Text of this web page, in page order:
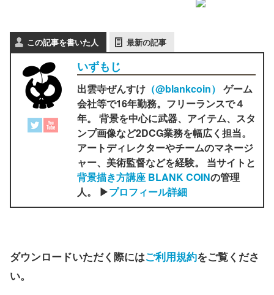
この記事を書いた人 最新の記事
いずもじ
出雲寺ぜんすけ （‎@blankcoin） ゲーム
会社等で16年勤務。フリーランスで４
年。 背景を中心に武器、アイテム、スタ
ンプ画像など2DCG業務を幅広く担当。
アートディレクターやチームのマネージ
ャー、美術監督などを経験。 当サイトと
背景描き方講座 BLANK COINの管理
人。 ▶プロフィール詳細
ダウンロードいただく際にはご利用規約をご覧くださ
い。